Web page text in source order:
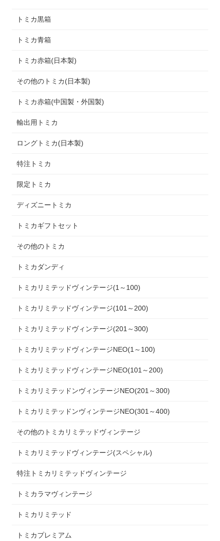
トミカ黒箱
トミカ青箱
トミカ赤箱(日本製)
その他のトミカ(日本製)
トミカ赤箱(中国製・外国製)
輸出用トミカ
ロングトミカ(日本製)
特注トミカ
限定トミカ
ディズニートミカ
トミカギフトセット
その他のトミカ
トミカダンディ
トミカリミテッドヴィンテージ(1～100)
トミカリミテッドヴィンテージ(101～200)
トミカリミテッドヴィンテージ(201～300)
トミカリミテッドヴィンテージNEO(1～100)
トミカリミテッドヴィンテージNEO(101～200)
トミカリミテッドンヴィンテージNEO(201～300)
トミカリミテッドンヴィンテージNEO(301～400)
その他のトミカリミテッドヴィンテージ
トミカリミテッドヴィンテージ(スペシャル)
特注トミカリミテッドヴィンテージ
トミカラマヴィンテージ
トミカリミテッド
トミカプレミアム